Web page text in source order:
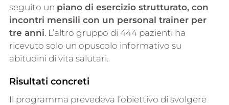
seguito un piano di esercizio strutturato, con
incontri mensili con un personal trainer per
tre anni. L’altro gruppo di 444 pazienti ha
ricevuto solo un opuscolo informativo su
abitudini di vita salutari.
Risultati concreti
Il programma prevedeva l’obiettivo di svolgere